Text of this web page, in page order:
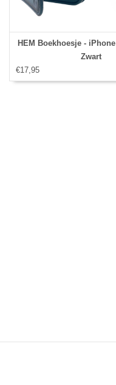
HEM Boekhoesje -
Zwart
€17,95